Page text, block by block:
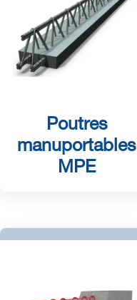
Poutres
manuportables
MPE